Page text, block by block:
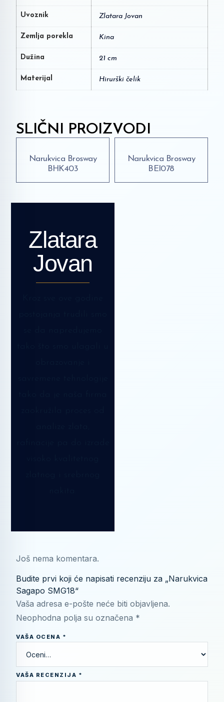
Uvoznik Zlatara Jovan
Zemlja porekla Kina
Dužina 21 cm
Materijal Hirurški čelik
SLIČNI PROIZVODI
Narukvica Brosway
BHK403
Narukvica Brosway
BEI078
Zlatara
Jovan
Još nema komentara.
Budite prvi koji će napisati recenziju za „Narukvica
Sagapo SMG18“
Vaša adresa e-pošte neće biti objavljena.
Neophodna polja su označena *
VAŠA OCENA *
VAŠA RECENZIJA *